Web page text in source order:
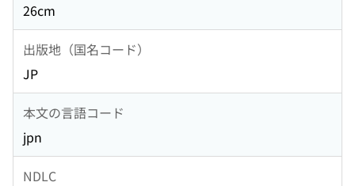
26cm
出版地（国名コード）
JP
本文の言語コード
jpn
NDLC